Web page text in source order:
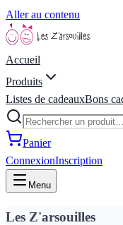
Aller au contenu
Accueil
Produits
Listes de cadeauxBons
Panier
ConnexionInscription
Menu
Les Z'arsouilles